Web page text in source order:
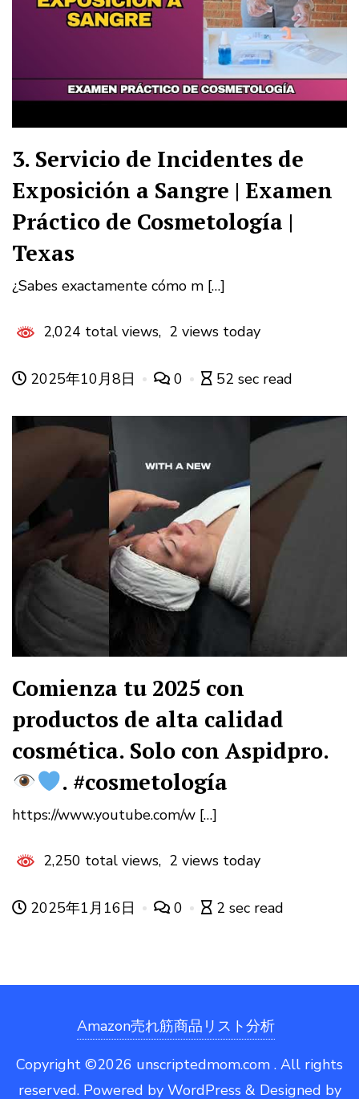
3. Servicio de Incidentes de
Exposición a Sangre | Examen
Práctico de Cosmetología |
Texas
¿Sabes exactamente cómo m […]
2,024 total views, 2 views today
2025年10月8日 0 52 sec read
Comienza tu 2025 con
productos de alta calidad
cosmética. Solo con Aspidpro.
. #cosmetología
https://www.youtube.com/w […]
2,250 total views, 2 views today
2025年1月16日 0 2 sec read
Amazon売れ筋商品リスト分析
Copyright ©2026 unscriptedmom.com . All rights
reserved. Powered by WordPress & Designed by